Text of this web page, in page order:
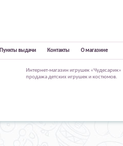
Пункты выдачи Контакты О магазине
Интернет-магазин игрушек
продажа детских игрушек и костюмов.